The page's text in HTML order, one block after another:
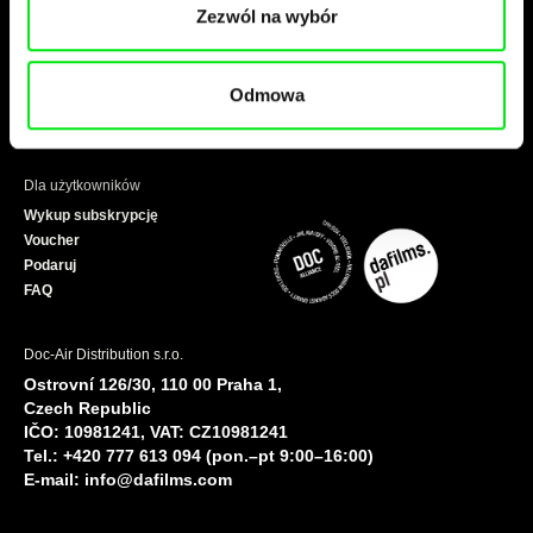
Zezwól na wybór
Odmowa
o
k
b
Partnerzy
A-Z
Niedawno dodane
Dostępne dla subskrybentów
Reżyserzy
Dla użytkowników
Wykup subskrypcję
Voucher
Podaruj
FAQ
Doc-Air Distribution s.r.o.
Ostrovní 126/30, 110 00 Praha 1,
Czech Republic
IČO: 10981241, VAT: CZ10981241
Tel.: +420 777 613 094 (pon.–pt 9:00–16:00)
E-mail: info@dafilms.com